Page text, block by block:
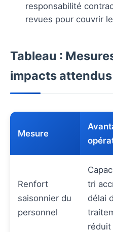
responsabilité
revues pour couvrir
Tableau :
impacts attendus
Mesure
Renfort
saisonnier du
personnel
tri
délai
réduit